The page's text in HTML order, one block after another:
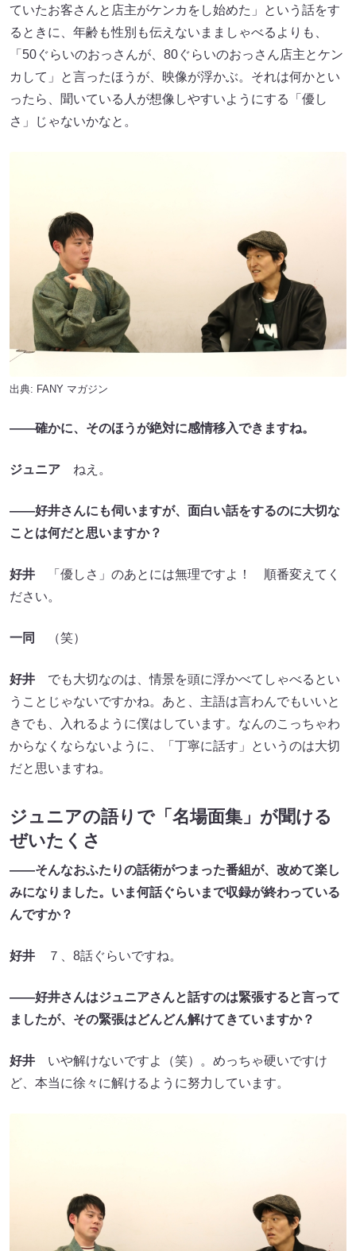
ていたお客さんと店主がケンカをし始めた」という話をす
るときに、年齢も性別も伝えないまましゃべるよりも、
「50ぐらいのおっさんが、80ぐらいのおっさん店主とケン
カして」と言ったほうが、映像が浮かぶ。それは何かとい
ったら、聞いている人が想像しやすいようにする「優し
さ」じゃないかなと。
出典: FANY マガジン
――確かに、そのほうが絶対に感情移入できますね。
ジュニア ねえ。
――好井さんにも伺いますが、面白い話をするのに大切な
ことは何だと思いますか？
好井
「優しさ」のあとには無理ですよ！ 順番変えてく
ださい。
一同 （笑）
好井 でも大切なのは、情景を頭に浮かべてしゃべるとい
うことじゃないですかね。あと、主語は言わんでもいいと
きでも、入れるように僕はしています。なんのこっちゃわ
からなくならないように、「丁寧に話す」というのは大切
だと思いますね。
ジュニアの語りで「名場面集」が聞ける
ぜいたくさ
――そんなおふたりの話術がつまった番組が、改めて楽し
みになりました。いま何話ぐらいまで収録が終わっている
んですか？
好井 ７、8話ぐらいですね。
――好井さんはジュニアさんと話すのは緊張すると言って
ましたが、その緊張はどんどん解けてきていますか？
好井 いや解けないですよ（笑）。めっちゃ硬いですけ
ど、本当に徐々に解けるように努力しています。